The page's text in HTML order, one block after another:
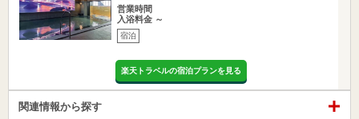
営業時間
入浴料金 ～
宿泊
楽天トラベルの宿泊プランを見る
関連情報から探す